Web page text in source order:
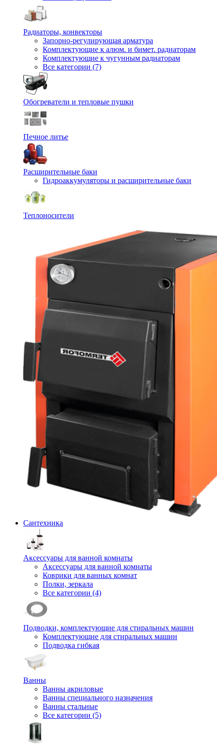
Радиаторы, конвекторы
Запорно-регулирующая арматура
Комплектующие к алюм. и бимет. радиаторам
Комплектующие к чугунным радиаторам
Все категории (7)
Обогреватели и тепловые пушки
Печное литье
Расширительные баки
Гидроаккумуляторы и расширительные баки
Теплоносители
Сантехника
Аксессуары для ванной комнаты
Аксессуары для ванной комнаты
Коврики для ванных комнат
Полки, зеркала
Все категории (4)
Подводки, комплектующие для стиральных машин
Комплектующие для стиральных машин
Подводка гибкая
Ванны
Ванны акриловые
Ванны специального назначения
Ванны стальные
Все категории (5)